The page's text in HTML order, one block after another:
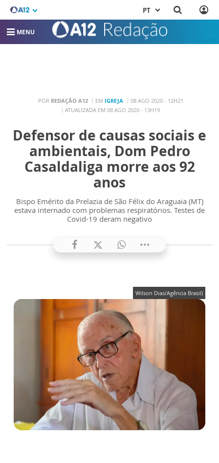
PT
MENU
POR REDAÇÃO A12 EM IGREJA
08 AGO 2020 - 12H21
ATUALIZADA EM 08 AGO 2020 - 13H19
Defensor de causas sociais e
ambientais, Dom Pedro
Casaldaliga morre aos 92
anos
Bispo Emérito da Prelazia de São Félix do Araguaia (MT)
estava internado com problemas respiratórios. Testes de
Covid-19 deram negativo
Wilson Dias/Agência Brasil)